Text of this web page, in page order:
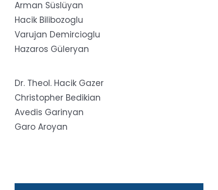
Arman Süslüyan
Hacik Bilibozoglu
Varujan Demircioglu
Hazaros Güleryan
Dr. Theol. Hacik Gazer
Christopher Bedikian
Avedis Garinyan
Garo Aroyan